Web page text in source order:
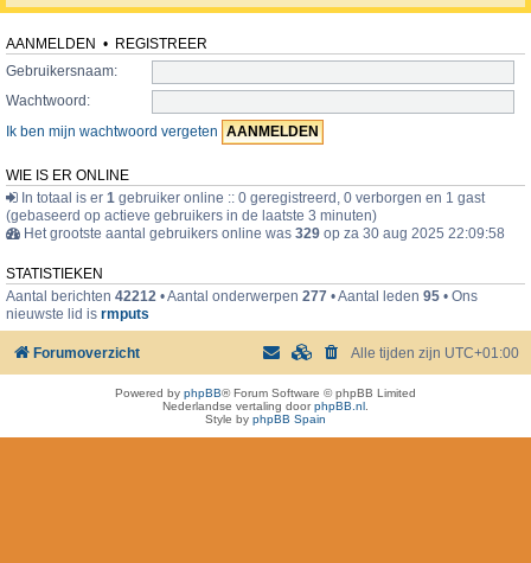
AANMELDEN • REGISTREER
Gebruikersnaam:
Wachtwoord:
Ik ben mijn wachtwoord vergeten
WIE IS ER ONLINE
In totaal is er 1 gebruiker online :: 0 geregistreerd, 0 verborgen en 1 gast
(gebaseerd op actieve gebruikers in de laatste 3 minuten)
Het grootste aantal gebruikers online was 329 op za 30 aug 2025 22:09:58
STATISTIEKEN
Aantal berichten 42212 • Aantal onderwerpen 277 • Aantal leden 95 • Ons
nieuwste lid is rmputs
Forumoverzicht Alle tijden zijn UTC+01:00
Powered by phpBB® Forum Software © phpBB Limited
Nederlandse vertaling doorphpBB.nl
Style by phpBB Spain